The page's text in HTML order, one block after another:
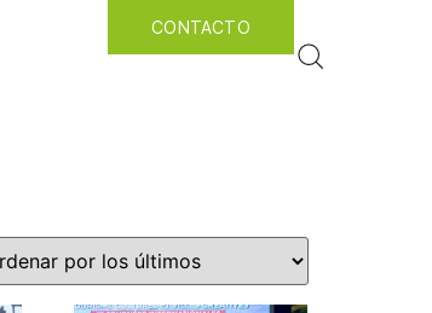
CONTACTO